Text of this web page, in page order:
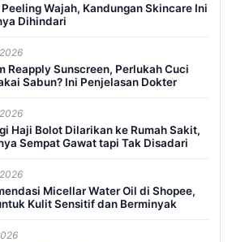
Wajah, Kandungan Skincare Ini
Dihindari
Reapply Sunscreen, Perlukah Cuci
Sabun? Ini Penjelasan Dokter
Haji Bolot Dilarikan ke Rumah Sakit,
Sempat Gawat tapi Tak Disadari
Micellar Water Oil di Shopee,
Kulit Sensitif dan Berminyak